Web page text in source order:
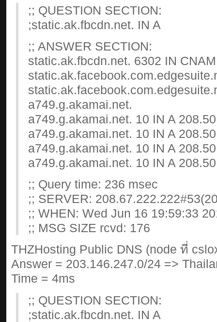
;; QUESTION SECTION:
;static.ak.fbcdn.net. IN A
;; ANSWER SECTION:
static.ak.fbcdn.net. 6302 IN
a749.g.akamai.net.
a749.g.akamai.net. 10 IN A
a749.g.akamai.net. 10 IN A
a749.g.akamai.net. 10 IN A
a749.g.akamai.net. 10 IN A
;; Query time: 236 msec
;; SERVER:
;; WHEN: Wed Jun 16 19:59:33
;; MSG SIZE rcvd: 176
THZHosting Public DNS (node ที่
Answer = 203.146.247.0/24 =>
Time = 4ms
;; QUESTION SECTION:
;static.ak.fbcdn.net. IN A